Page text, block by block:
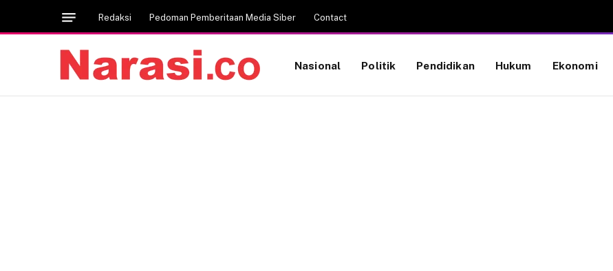
Redaksi Pedoman Pemberitaan Media Siber Contact
Nasional Politik Pendidikan Hukum Ekonomi